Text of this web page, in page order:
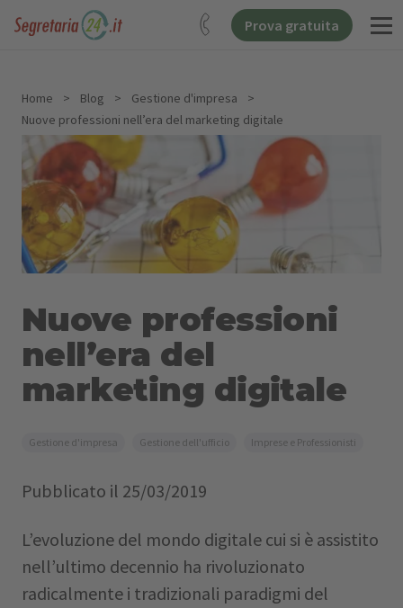
Prova gratuita
Home > Blog > Gestione d'impresa
>
Nuove professioni nell’era del marketing digitale
Nuove professioni
nell’era del
marketing digitale
Gestione d'impresa Gestione dell'ufficio Imprese e Professionisti
Pubblicato il 25/03/2019
L’evoluzione del mondo digitale cui si è assistito
nell’ultimo decennio ha rivoluzionato
radicalmente i tradizionali paradigmi del